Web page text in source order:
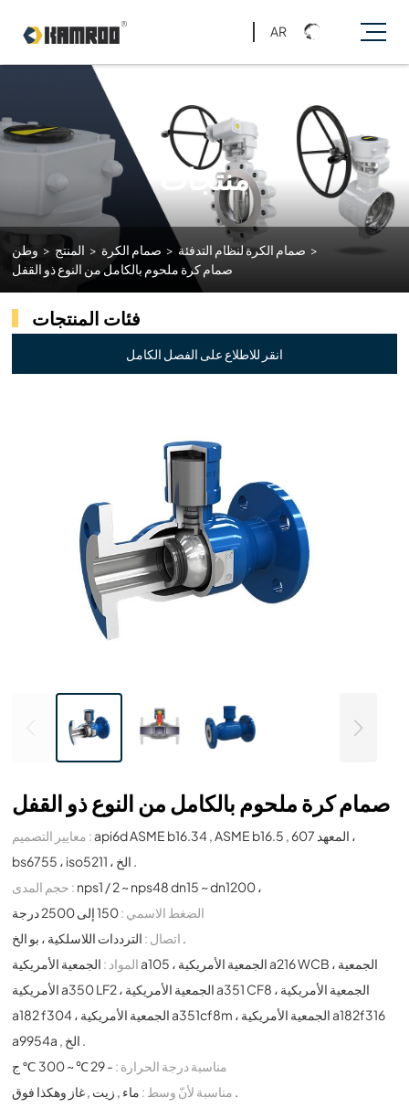
AR
منتجات
وطن > المنتج > صمام الكرة > صمام الكرة لنظام التدفئة >
صمام كرة ملحوم بالكامل من النوع ذو القفل
فئات المنتجات
انقر للاطلاع على الفصل الكامل
صمام كرة ملحوم بالكامل من النوع ذو القفل
معايير التصميم :api6d ASME b16.34 , ASME b16.5 , المعهد 607 ،
bs6755 ، iso5211 ، الخ .
حجم المدى : nps1 / 2 ~ nps48 dn15 ~ dn1200 ،
الضغط الاسمي :150 إلى 2500 درجة
اتصال : الترددات اللاسلكية ، بو الخ .
المواد : الجمعية الأمريكية a105 ، الجمعية الأمريكية a216 WCB ، الجمعية
الأمريكية a350 LF2 ، الجمعية الأمريكية a351 CF8 ، الجمعية الأمريكية
a182 f304 ، الجمعية الأمريكية a351cf8m ، الجمعية الأمريكية a182f316
a9954a , الخ .
مناسبة درجة الحرارة : - 29 ℃ ~ 300 ℃ ج
مناسبة لأنّ وسط : ماء , زيت , غاز وهكذا فوق .